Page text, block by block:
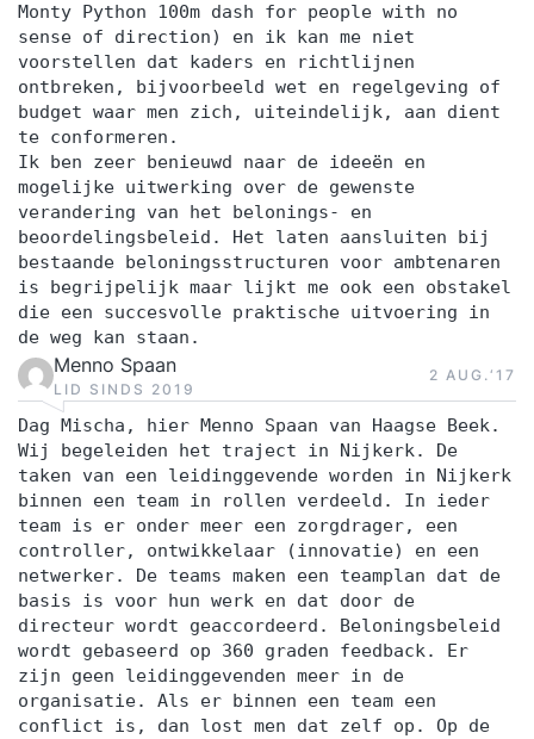
Monty Python 100m dash for people with no
sense of direction) en ik kan me niet
voorstellen dat kaders en richtlijnen
ontbreken, bijvoorbeeld wet en regelgeving of
budget waar men zich, uiteindelijk, aan dient
te conformeren.
Ik ben zeer benieuwd naar de ideeën en
mogelijke uitwerking over de gewenste
verandering van het belonings- en
beoordelingsbeleid. Het laten aansluiten bij
bestaande beloningsstructuren voor ambtenaren
is begrijpelijk maar lijkt me ook een obstakel
die een succesvolle praktische uitvoering in
de weg kan staan.
Menno Spaan
LID SINDS 2019
2 AUG.‘17
Dag Mischa, hier Menno Spaan van Haagse Beek.
Wij begeleiden het traject in Nijkerk. De
taken van een leidinggevende worden in Nijkerk
binnen een team in rollen verdeeld. In ieder
team is er onder meer een zorgdrager, een
controller, ontwikkelaar (innovatie) en een
netwerker. De teams maken een teamplan dat de
basis is voor hun werk en dat door de
directeur wordt geaccordeerd. Beloningsbeleid
wordt gebaseerd op 360 graden feedback. Er
zijn geen leidinggevenden meer in de
organisatie. Als er binnen een team een
conflict is, dan lost men dat zelf op. Op de